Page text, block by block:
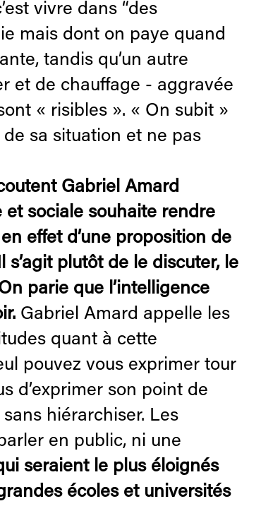
vivre dans “des
mais dont on paye quand
tandis qu’un autre
et de chauffage - aggravée
« risibles ». « On subit »
sa situation et ne pas
Gabriel Amard
sociale souhaite rendre
effet d’une proposition de
s’agit plutôt de le discuter, le
parie que l’intelligence
Gabriel Amard appelle les
quant à cette
pouvez vous exprimer tour
d’exprimer son point de
hiérarchiser. Les
en public, ni une
seraient le plus éloignés
écoles et universités